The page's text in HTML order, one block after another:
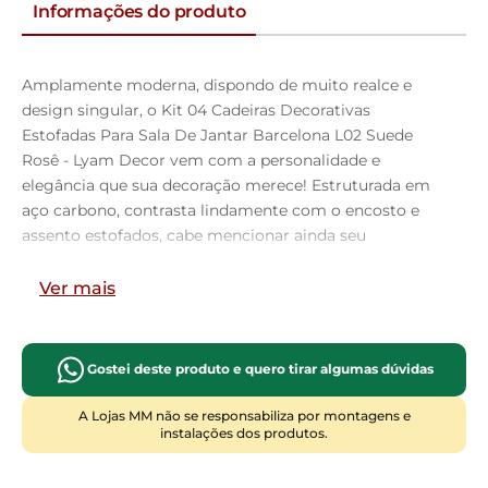
Informações do produto
Amplamente moderna, dispondo de muito realce e
design singular, o Kit 04 Cadeiras Decorativas
Estofadas Para Sala De Jantar Barcelona L02 Suede
Rosê - Lyam Decor vem com a personalidade e
elegância que sua decoração merece! Estruturada em
aço carbono, contrasta lindamente com o encosto e
assento estofados, cabe mencionar ainda seu
materiais de excelente qualidade, extremamente
ambiente, otimizando seu espaço e promovendo
máximo conforto. Pode ser disposta em sala de jantar,
cozinha ou até mesmo na área gourmet, as
possibilidades são infinitas e as combinações ficarão
Ver mais
Gostei deste produto e quero tirar algumas dúvidas
A Lojas MM não se responsabiliza por montagens e
instalações dos produtos.